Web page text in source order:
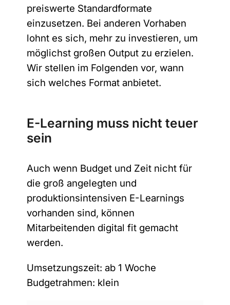
preiswerte Standardformate
einzusetzen. Bei anderen Vorhaben
lohnt es sich, mehr zu investieren, um
möglichst großen Output zu erzielen.
Wir stellen im Folgenden vor, wann
sich welches Format anbietet.
E-Learning muss nicht teuer
sein
Auch wenn Budget und Zeit nicht für
die groß angelegten und
produktionsintensiven E-Learnings
vorhanden sind, können
Mitarbeitenden digital fit gemacht
werden.
Umsetzungszeit: ab 1 Woche
Budgetrahmen: klein